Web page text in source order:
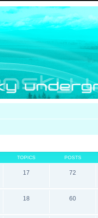
TOPICS POSTS
17 72
18 60